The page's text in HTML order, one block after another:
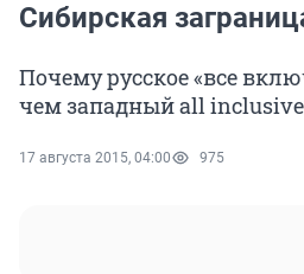
Сибирская
Почему русское «все
чем западный all
17 августа 2015, 04:00 975